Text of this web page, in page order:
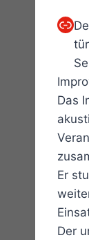
Link
Das
Er
Der